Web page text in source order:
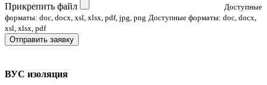
Прикрепить файл
Доступные
форматы: doc, docx, xsl, xlsx, pdf, jpg, png Доступные форматы: doc, docx,
xsl, xlsx, pdf
Отправить заявку
ВУС изоляция